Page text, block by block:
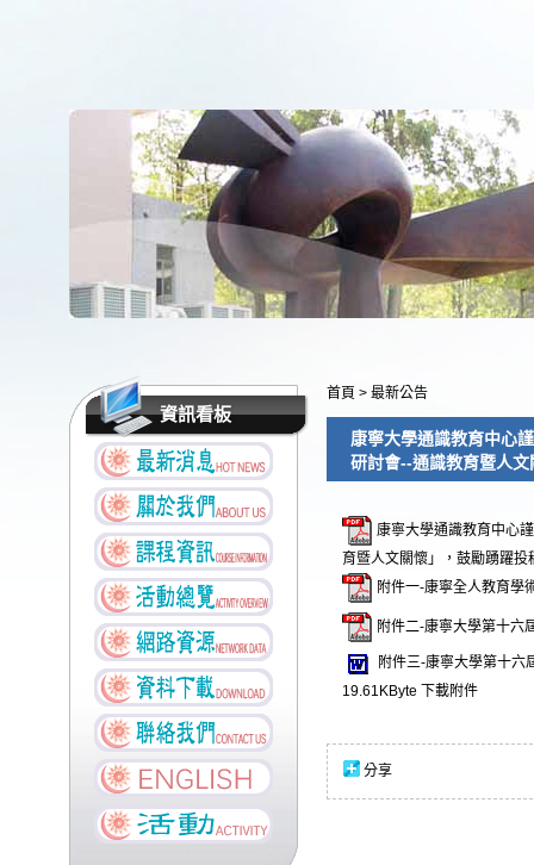
資訊看板
首頁 > 最新公告
康寧大學通識教育中心
研討會--通識教育暨人
康寧大學通識教育中心
育暨人文關懷」，鼓勵踴躍投
附件一-康寧全人教育學
附件二-康寧大學第十六
附件三-康寧大學第十六
19.61KByte
下載附件
分享